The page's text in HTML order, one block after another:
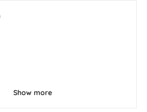
Show more